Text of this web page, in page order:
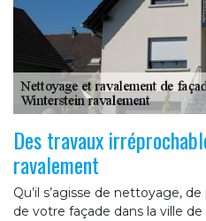
Des travaux
ravalement
Qu’il s’agisse de nettoyage,
de votre façade dans la ville